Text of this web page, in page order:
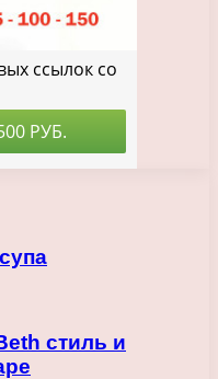
стиль и